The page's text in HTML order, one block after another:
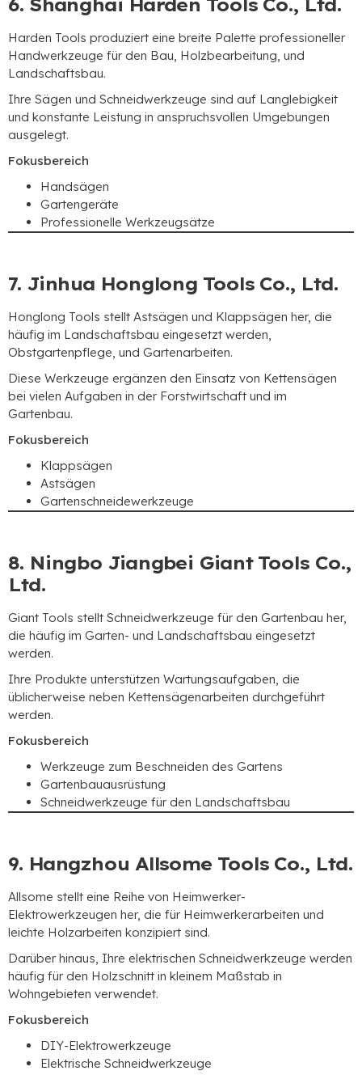
6. Shanghai Harden Tools Co., Ltd.
Harden Tools produziert eine breite Palette professioneller
Handwerkzeuge für den Bau, Holzbearbeitung, und
Landschaftsbau.
Ihre Sägen und Schneidwerkzeuge sind auf Langlebigkeit
und konstante Leistung in anspruchsvollen Umgebungen
ausgelegt.
Fokusbereich
Handsägen
Gartengeräte
Professionelle Werkzeugsätze
7. Jinhua Honglong Tools Co., Ltd.
Honglong Tools stellt Astsägen und Klappsägen her, die
häufig im Landschaftsbau eingesetzt werden,
Obstgartenpflege, und Gartenarbeiten.
Diese Werkzeuge ergänzen den Einsatz von Kettensägen
bei vielen Aufgaben in der Forstwirtschaft und im
Gartenbau.
Fokusbereich
Klappsägen
Astsägen
Gartenschneidewerkzeuge
8. Ningbo Jiangbei Giant Tools Co.,
Ltd.
Giant Tools stellt Schneidwerkzeuge für den Gartenbau her,
die häufig im Garten- und Landschaftsbau eingesetzt
werden.
Ihre Produkte unterstützen Wartungsaufgaben, die
üblicherweise neben Kettensägenarbeiten durchgeführt
werden.
Fokusbereich
Werkzeuge zum Beschneiden des Gartens
Gartenbauausrüstung
Schneidwerkzeuge für den Landschaftsbau
9. Hangzhou Allsome Tools Co., Ltd.
Allsome stellt eine Reihe von Heimwerker-
Elektrowerkzeugen her, die für Heimwerkerarbeiten und
leichte Holzarbeiten konzipiert sind.
Darüber hinaus, Ihre elektrischen Schneidwerkzeuge werden
häufig für den Holzschnitt in kleinem Maßstab in
Wohngebieten verwendet.
Fokusbereich
DIY-Elektrowerkzeuge
Elektrische Schneidwerkzeuge